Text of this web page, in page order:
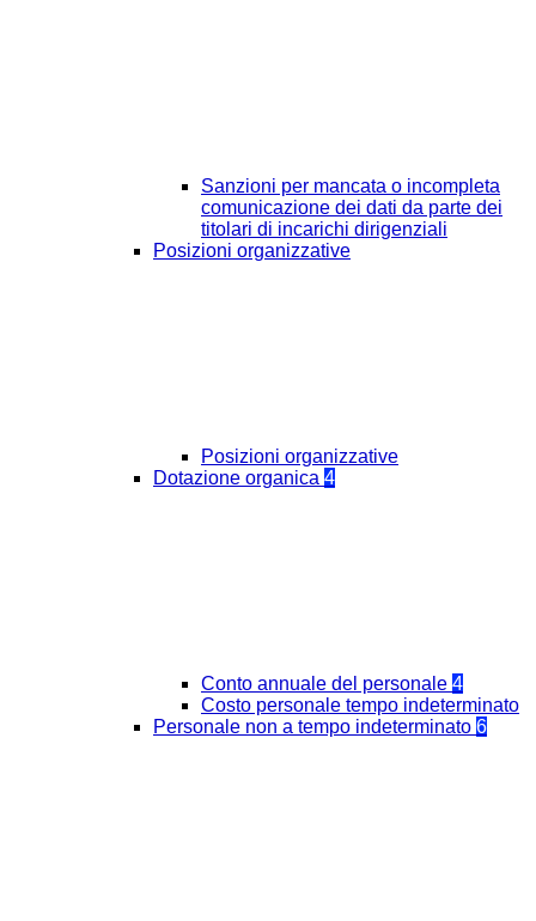
Sanzioni per mancata o incompleta
comunicazione dei dati da parte dei
titolari di incarichi dirigenziali
Posizioni organizzative
Posizioni organizzative
Dotazione organica 4
Conto annuale del personale 4
Costo personale tempo indeterminato
Personale non a tempo indeterminato 6